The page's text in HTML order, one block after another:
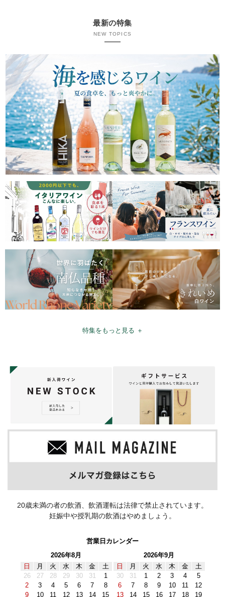
最新の特集
NEW TOPICS
特集をもっと見る ＋
20歳未満の者の飲酒、飲酒運転は法律で禁止されています。
妊娠中や授乳期の飲酒はやめましょう。
営業日カレンダー
2026年8月
日
月 火 水 木 金
土
26
27 28 29 30 31
1
2
3 4 5 6 7
8
9
10 11 12 13 14 15
2026年9月
日
月 火 水 木 金
土
30
31 1 2 3 4
5
6
7 8 9 10 11
12
13
14 15 16 17 18 19